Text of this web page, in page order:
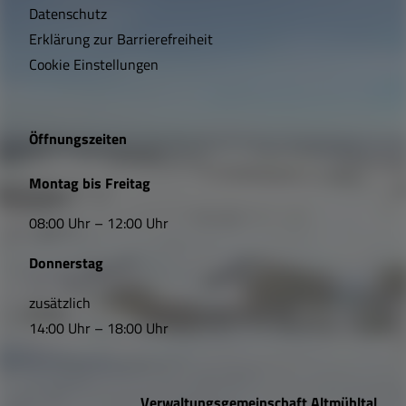
t
i
e
L
n
k
s
Datenschutz
Erklärung zur Barrierefreiheit
Cookie Einstellungen
Öffnungszeiten
Montag bis Freitag
08:00 Uhr – 12:00 Uhr
Donnerstag
zusätzlich
14:00 Uhr – 18:00 Uhr